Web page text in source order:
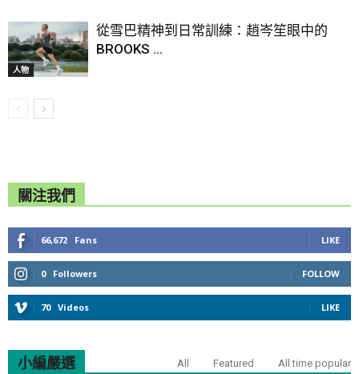
人物
從雪巴精神到日常訓練：趙岑笙眼中的
BROOKS ...
關注我們
66,672 Fans LIKE
0 Followers FOLLOW
70 Videos LIKE
小編嚴選 All Featured All time popular